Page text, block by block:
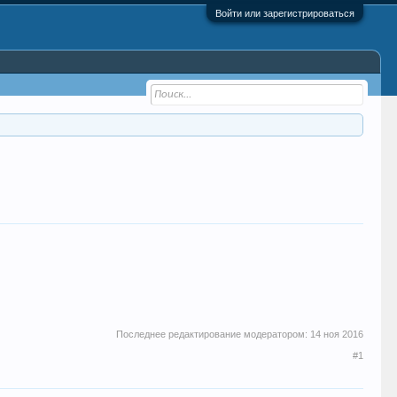
Войти или зарегистрироваться
Последнее редактирование модератором: 14 ноя 2016
#1